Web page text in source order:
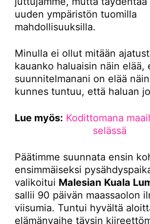
uuden ympäristön tuomilla
mahdollisuuksilla.
Minulla ei ollut mitään
kauanko haluaisin näin elää,
suunnitelmanani on elää
kunnes tuntuu, että haluan
Lue myös: Kodittomana
selässä
Päätimme suunnata ensin
ensimmäiseksi
valikoitui Malesian Kuala
sallii 90 päivän maassaolon
viisumia. Tuntui hyvältä
elämänvaihe täysin